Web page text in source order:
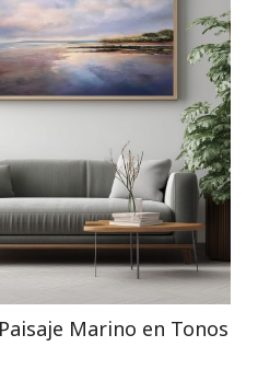
Marino en Tonos